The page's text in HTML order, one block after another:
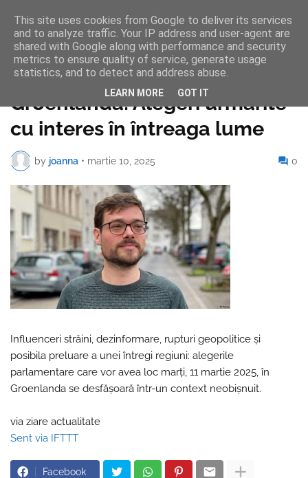
Pagina de pornire
Groenlanda: Alegeri urmărite
cu interes în întreaga lume
by joanna • martie 10, 2025 0
Influenceri străini, dezinformare, rupturi geopolitice și
posibila preluare a unei întregi regiuni: alegerile
parlamentare care vor avea loc marți, 11 martie 2025, în
Groenlanda se desfășoară într-un context neobișnuit.
via ziare actualitate
Sent via IFTTT
Facebook
This site uses cookies from Google to deliver its services
and to analyze traffic. Your IP address and user-agent are
shared with Google along with performance and security
metrics to ensure quality of service, generate usage
statistics, and to detect and address abuse.
LEARN MORE GOT IT